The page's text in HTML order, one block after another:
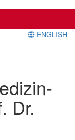
ENGLISH
Dr.